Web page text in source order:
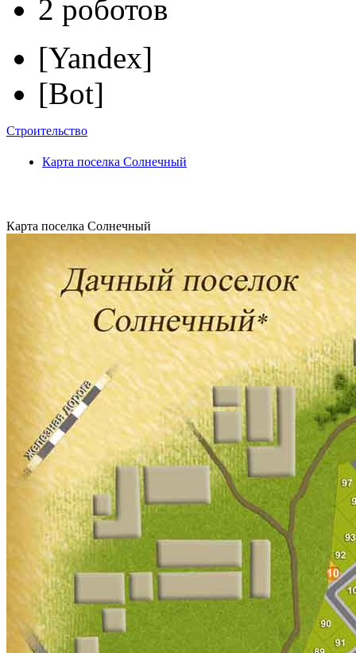
2 роботов
[Yandex]
[Bot]
Строительство
Карта поселка Солнечный
Карта поселка Солнечный